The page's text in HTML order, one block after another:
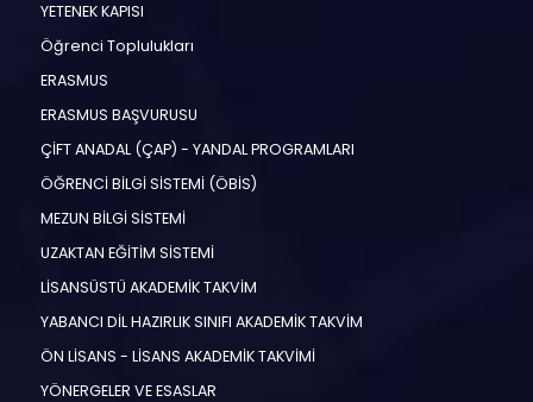
YETENEK KAPISI
Öğrenci Toplulukları
ERASMUS
ERASMUS BAŞVURUSU
ÇİFT ANADAL (ÇAP) - YANDAL PROGRAMLARI
ÖĞRENCİ BİLGİ SİSTEMİ (ÖBİS)
MEZUN BİLGİ SİSTEMİ
UZAKTAN EĞİTİM SİSTEMİ
LİSANSÜSTÜ AKADEMİK TAKVİM
YABANCI DİL HAZIRLIK SINIFI AKADEMİK TAKVİM
ÖN LİSANS - LİSANS AKADEMİK TAKVİMİ
YÖNERGELER VE ESASLAR